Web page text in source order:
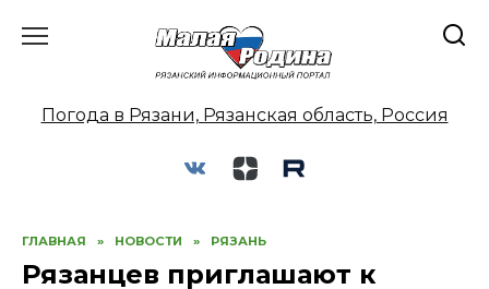
Погода в Рязани, Рязанская область, Россия
ГЛАВНАЯ » НОВОСТИ » РЯЗАНЬ
Рязанцев приглашают к